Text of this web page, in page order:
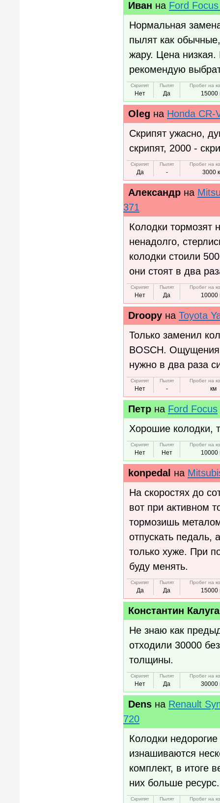
Иван на Ford
Нормальная
пылят как
жару. Цена
рекомендую
Скрипят
Нет
Пылят
Да
Пробег на
15000
Oleg на Honda CR-
Скрипят ужасно,
скрипят, 2000 -
Скрипят
Да
Пылят
-
Пробег на
3000
Александр на
371
Колодки
ненадолго,
колодки стоили
они стоят в два
Скрипят
Нет
Пылят
Да
Пробег на
10000
Droopy на Toyota
Только заменил
BOSCH. Ощущения
нужно в два раза
Скрипят
Нет
Пылят
-
Пробег на
км
Петр на Ford Focus
Хорошие колодки,
Скрипят
Нет
Пылят
Нет
Пробег на
10000
konpedal на
На скоростях до
вот при активном
тормозишь
отпускать педаль,
только хуже. При
буду менять.
Скрипят
Да
Пылят
Да
Пробег на
15000
Константин Калуга
Не знаю как
отходили 30000
толщины.
Скрипят
Нет
Пылят
Да
Пробег на
30000
Dens на Renault
720
Колодки
изнашиваются
комплект, в итоге
них больше ресурс.
Скрипят Пылят Пробег на